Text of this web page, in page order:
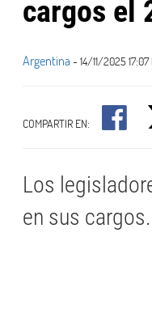
cargos el
Argentina - 14/11/2025 17:07
COMPARTIR EN:
Los
en sus cargos.